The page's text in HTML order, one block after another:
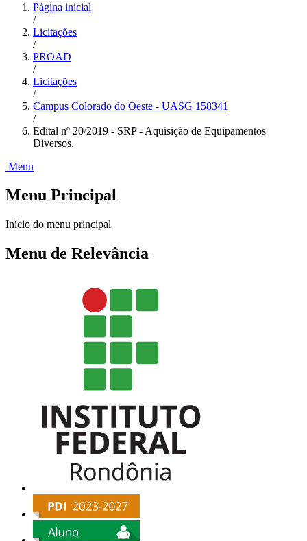
Página inicial
/
Licitações
/
PROAD
/
Licitações
/
Campus Colorado do Oeste - UASG 158341
/
Edital nº 20/2019 - SRP - Aquisição de Equipamentos
Diversos.
Menu
Menu Principal
Início do menu principal
Menu de Relevância